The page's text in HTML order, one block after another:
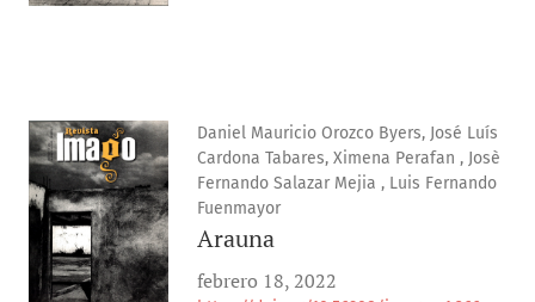
Daniel Mauricio Orozco Byers, José Luís
Cardona Tabares, Ximena Perafan , Josè
Fernando Salazar Mejia , Luis Fernando
Fuenmayor
Arauna
febrero 18, 2022